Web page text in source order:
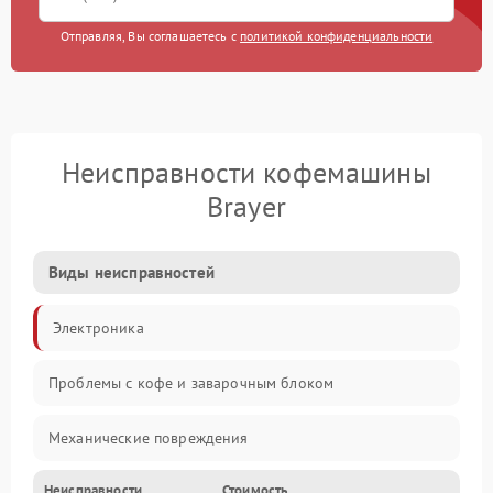
Отправляя, Вы соглашаетесь с политикой конфиденциальности
Неисправности кофемашины
Brayer
Виды неисправностей
Электроника
Проблемы с кофе и заварочным блоком
Механические повреждения